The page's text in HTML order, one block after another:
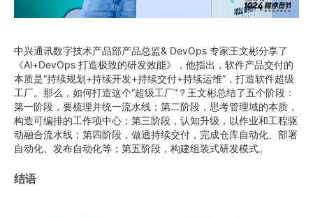
中兴通讯数字技术产品部产品总监& DevOps 专家王文彬分享了
《Al+DevOps 打造极致的研发效能》，他指出，软件产品交付的
本质是“持续规划+持续开发+持续交付+持续运维”，打造软件超级
工厂。那么，如何打造这个“超级工厂”？王文彬总结了五个阶段：
第一阶段，要梳理并统一流水线；第二阶段，思考管理域的本质，
构造可编排的工作项中心；第三阶段，认知升级，以作业和工程驱
动融合流水线；第四阶段，做透持续交付，完成仓库自动化、部署
自动化、发布自动化等；第五阶段，构建组装式研发模式。
结语